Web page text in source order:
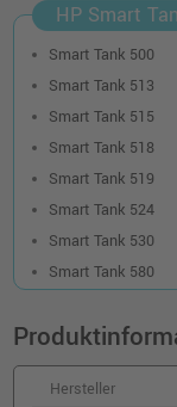
HP Smart
Smart Tank 500
Smart Tank 513
Smart Tank 515
Smart Tank 518
Smart Tank 519
Smart Tank 524
Smart Tank 530
Smart Tank 580
Hersteller